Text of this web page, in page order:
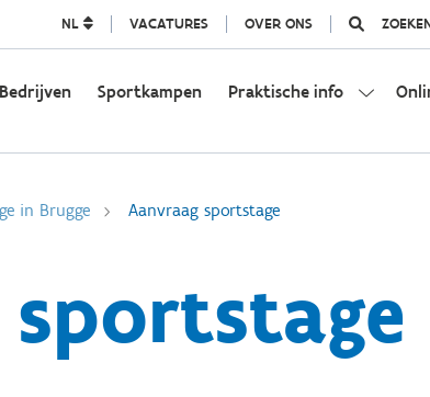
NL VACATURES OVER ONS
Bedrijven Sportkampen Praktische info
in Brugge Aanvraag sportstage